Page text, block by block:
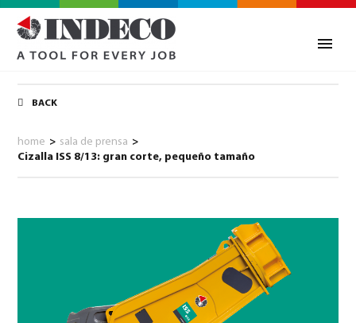
BACK
home > sala de prensa >
Cizalla ISS 8/13: gran corte, pequeño tamaño